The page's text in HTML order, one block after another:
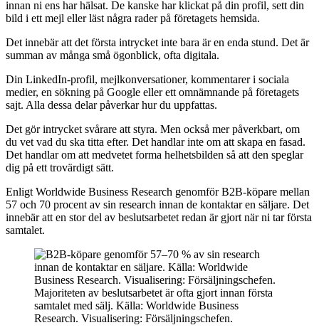
innan ni ens har hälsat. De kanske har klickat på din profil, sett din
bild i ett mejl eller läst några rader på företagets hemsida.
Det innebär att det första intrycket inte bara är en enda stund. Det är
summan av många små ögonblick, ofta digitala.
Din LinkedIn-profil, mejlkonversationer, kommentarer i sociala
medier, en sökning på Google eller ett omnämnande på företagets
sajt. Alla dessa delar påverkar hur du uppfattas.
Det gör intrycket svårare att styra. Men också mer påverkbart, om
du vet vad du ska titta efter. Det handlar inte om att skapa en fasad.
Det handlar om att medvetet forma helhetsbilden så att den speglar
dig på ett trovärdigt sätt.
Enligt Worldwide Business Research genomför B2B-köpare mellan
57 och 70 procent av sin research innan de kontaktar en säljare. Det
innebär att en stor del av beslutsarbetet redan är gjort när ni tar första
samtalet.
Majoriteten av beslutsarbetet är ofta gjort innan första
samtalet med sälj. Källa: Worldwide Business
Research. Visualisering: Försäljningschefen.